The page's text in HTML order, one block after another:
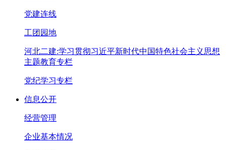
党建连线
工团园地
河北二建:学习贯彻习近平新时代中国特色社会主义思想
主题教育专栏
党纪学习专栏
信息公开
经营管理
企业基本情况